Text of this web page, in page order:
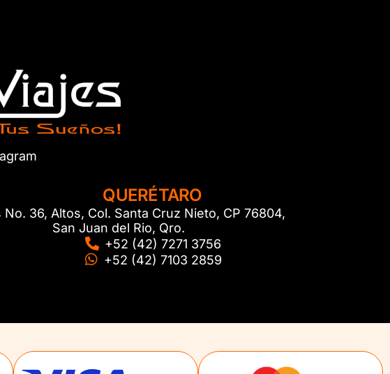
QUERÉTARO
No. 36, Altos, Col. Santa Cruz Nieto, CP 76804,
San Juan del Rio, Qro.
+52 (42) 7271 3756
+52 (42) 7103 2859